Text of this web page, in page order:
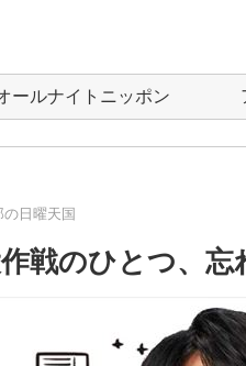
ールナイトニッポン
日曜天国
戦のひとつ、忘